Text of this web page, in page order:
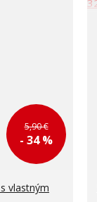
5,90 €
- 34 %
vlastným